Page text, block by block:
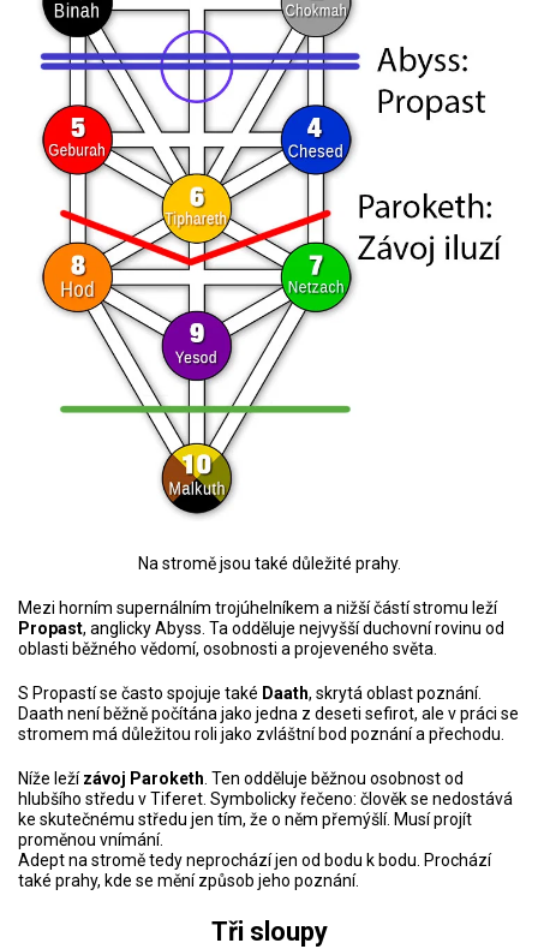
Na stromě jsou také důležité prahy.
Mezi horním supernálním trojúhelníkem a nižší částí stromu leží
Propast, anglicky Abyss. Ta odděluje nejvyšší duchovní rovinu od
oblasti běžného vědomí, osobnosti a projeveného světa.
S Propastí se často spojuje také Daath, skrytá oblast poznání.
Daath není běžně počítána jako jedna z deseti sefirot, ale v práci se
stromem má důležitou roli jako zvláštní bod poznání a přechodu.
Níže ležízávoj Paroketh . Ten odděluje běžnou osobnost od
hlubšího středu v Tiferet. Symbolicky řečeno: člověk se nedostává
ke skutečnému středu jen tím, že o něm přemýšlí. Musí projít
proměnou vnímání.
Adept na stromě tedy neprochází jen od bodu k bodu. Prochází
také prahy, kde se mění způsob jeho poznání.
Tři sloupy